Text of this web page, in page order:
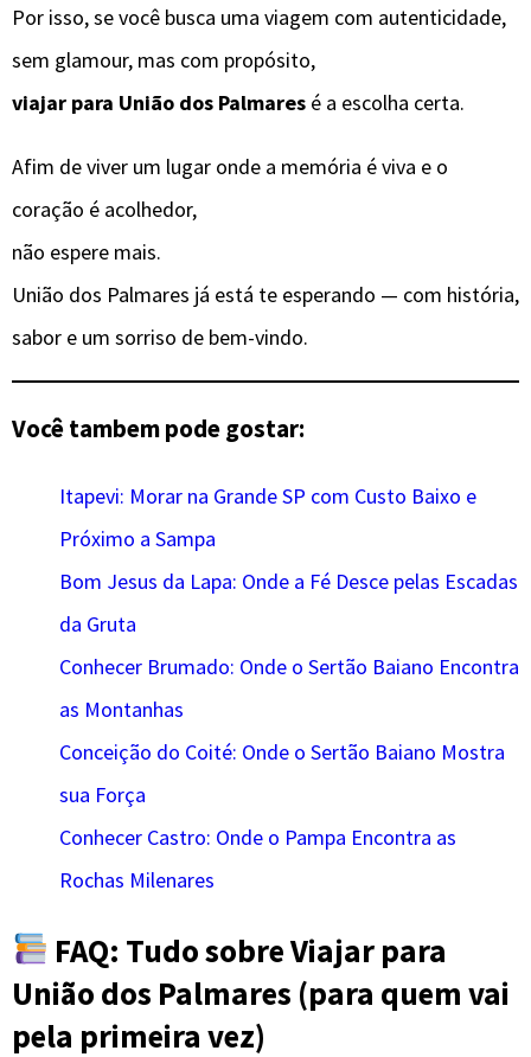
Por isso, se você busca uma viagem com autenticidade,
sem glamour, mas com propósito,
viajar para União dos Palmares é a escolha certa.
Afim de viver um lugar onde a memória é viva e o
coração é acolhedor,
não espere mais.
União dos Palmares já está te esperando — com história,
sabor e um sorriso de bem-vindo.
Você tambem pode gostar:
Itapevi: Morar na Grande SP com Custo Baixo e
Próximo a Sampa
Bom Jesus da Lapa: Onde a Fé Desce pelas Escadas
da Gruta
Conhecer Brumado: Onde o Sertão Baiano Encontra
as Montanhas
Conceição do Coité: Onde o Sertão Baiano Mostra
sua Força
Conhecer Castro: Onde o Pampa Encontra as
Rochas Milenares
FAQ: Tudo sobre Viajar para
União dos Palmares (para quem vai
pela primeira vez)